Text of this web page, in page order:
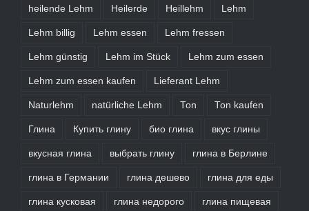
heilende Lehm Heilerde Heillehm Lehm
Lehm billig Lehm essen Lehm fressen
Lehm günstig Lehm im Stück Lehm zum essen
Lehm zum essen kaufen Lieferant Lehm
Naturlehm natürliche Lehm Ton Ton kaufen
Глина Купить глину био глина вкус глины
вкусная глина выбрать глину глина в Берлине
глина в Германии глина дешево глина для еды
глина кусковая глина недорого глина пищевая